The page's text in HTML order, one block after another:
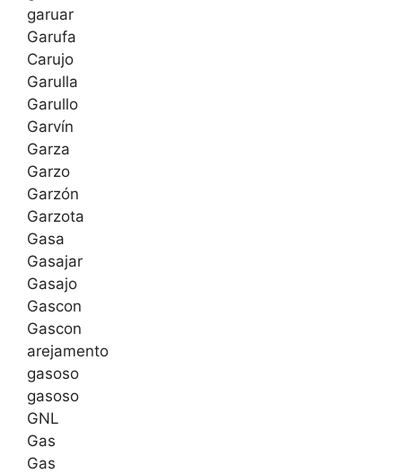
garuar
Garufa
Carujo
Garulla
Garullo
Garvín
Garza
Garzo
Garzón
Garzota
Gasa
Gasajar
Gasajo
Gascon
Gascon
arejamento
gasoso
gasoso
GNL
Gas
Gas